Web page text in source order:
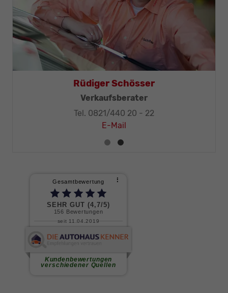
Thomas Mohr
Geschäftsleitung, KFZ-Techniker-Meister
Tel. 0821/440 20 - 32
E-Mail